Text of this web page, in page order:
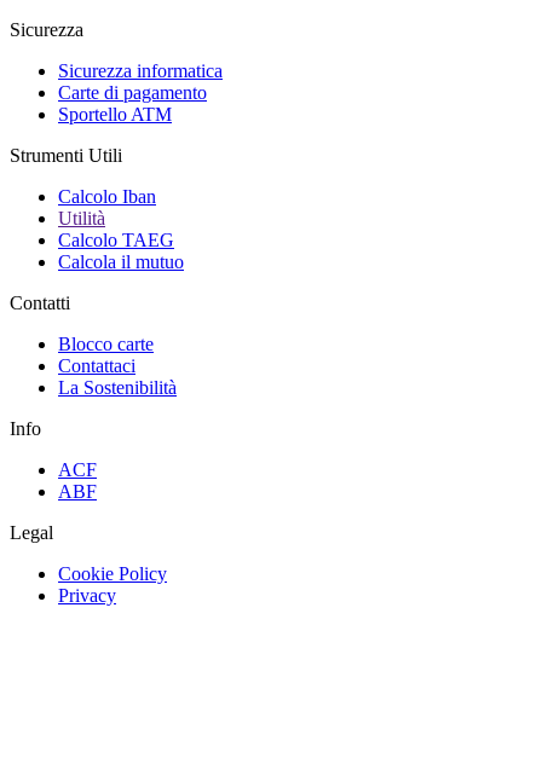
Sicurezza
Sicurezza informatica
Carte di pagamento
Sportello ATM
Strumenti Utili
Calcolo Iban
Utilità
Calcolo TAEG
Calcola il mutuo
Contatti
Blocco carte
Contattaci
La Sostenibilità
Info
ACF
ABF
Legal
Cookie Policy
Privacy